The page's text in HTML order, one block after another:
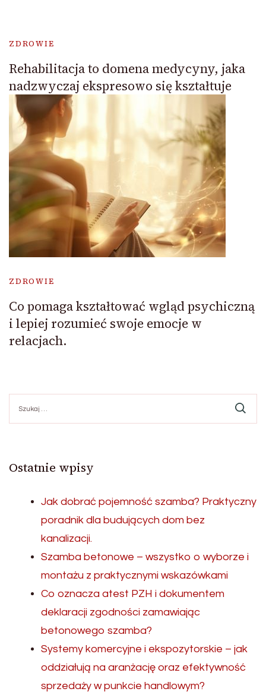
ZDROWIE
Rehabilitacja to domena medycyny, jaka
nadzwyczaj ekspresowo się kształtuje
ZDROWIE
Co pomaga kształtować wgląd psychiczną
i lepiej rozumieć swoje emocje w
relacjach.
Ostatnie wpisy
Jak dobrać pojemność szamba? Praktyczny
poradnik dla budujących dom bez
kanalizacji.
Szamba betonowe – wszystko o wyborze i
montażu z praktycznymi wskazówkami
Co oznacza atest PZH i dokumentem
deklaracji zgodności zamawiając
betonowego szamba?
Systemy komercyjne i ekspozytorskie – jak
oddziałują na aranżację oraz efektywność
sprzedaży w punkcie handlowym?